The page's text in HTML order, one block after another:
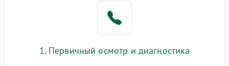
1. Первичный осмотр и диагностика